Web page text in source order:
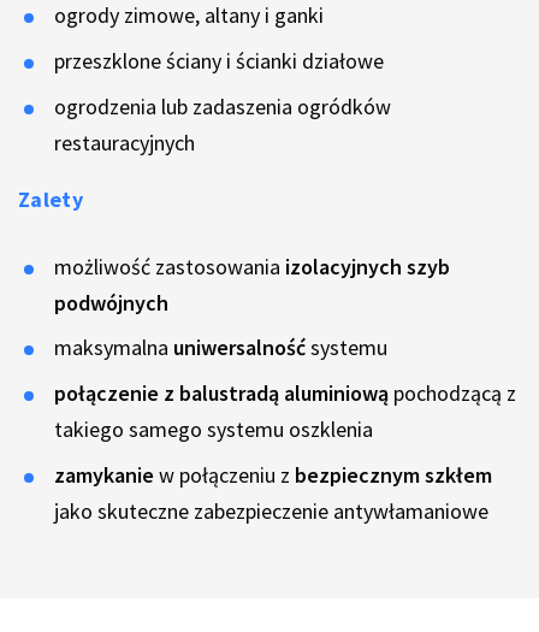
ogrody zimowe, altany i ganki
przeszklone ściany i ścianki działowe
ogrodzenia lub zadaszenia ogródków
restauracyjnych
Zalety
możliwość zastosowania izolacyjnych szyb
podwójnych
maksymalna uniwersalnośćsystemu
połączenie z balustradą aluminiową pochodzącą z
takiego samego systemu oszklenia
zamykanie w połączeniu z bezpiecznym szkłem
jako skuteczne zabezpieczenie antywłamaniowe